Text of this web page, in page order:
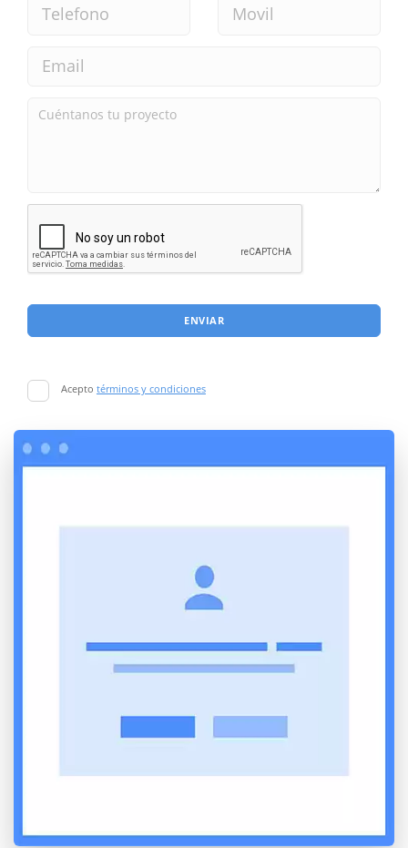
ENVIAR
Acepto términos y condiciones